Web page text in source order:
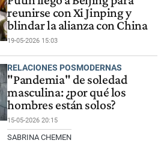
reunirse con Xi Jinping y
blindar la alianza con China
19-05-2026 15:03
RELACIONES POSMODERNAS
"Pandemia" de soledad
masculina: ¿por qué los
hombres están solos?
15-05-2026 20:15
SABRINA CHEMEN